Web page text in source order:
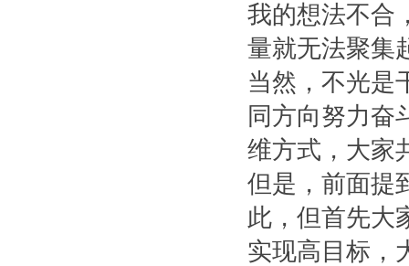
我的想法不合
量就无法聚集
当然，不光是
同方向努力奋
维方式，大家
但是，前面提
此，但首先大
实现高目标，